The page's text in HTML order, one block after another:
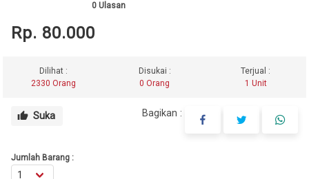
0 Ulasan
Rp. 80.000
Dilihat :
2330 Orang
Disukai :
0 Orang
Terjual :
1 Unit
thumb_up Suka Bagikan :
Jumlah Barang :